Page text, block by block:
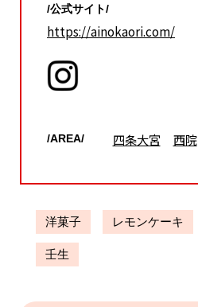
/公式サイト/
https://ainokaori.com/
/AREA/ 四条大宮 西院
洋菓子 レモンケーキ
壬生